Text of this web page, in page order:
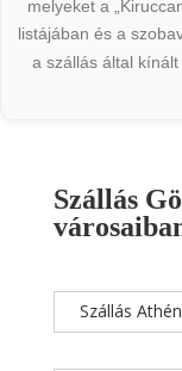
melyeket a
listájában és a
a szállás által
Szállás
Szállás Athén